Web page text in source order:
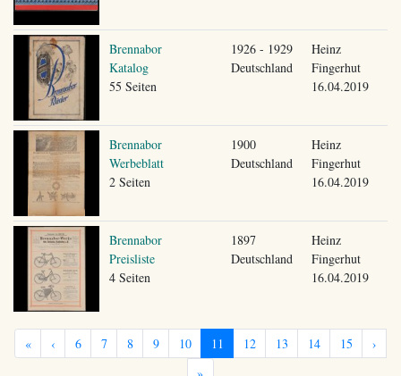
Brennabor
Katalog
55 Seiten
1926 - 1929
Deutschland
Heinz
Fingerhut
16.04.2019
Brennabor
Werbeblatt
2 Seiten
1900
Deutschland
Heinz
Fingerhut
16.04.2019
Brennabor
Preisliste
4 Seiten
1897
Deutschland
Heinz
Fingerhut
16.04.2019
« ‹ 6 7 8 9 10 11 12 13 14 15
›
»